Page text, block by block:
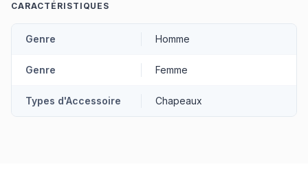
CARACTÉRISTIQUES
Genre Homme
Genre Femme
Types d'Accessoire Chapeaux